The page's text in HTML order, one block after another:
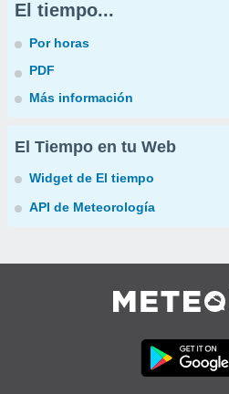
El tiempo...
Por horas
PDF
Más información
El Tiempo en tu Web
Widget de El tiempo
API de Meteorología